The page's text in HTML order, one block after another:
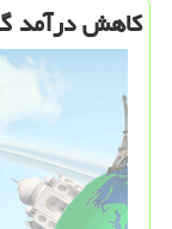
كاهش درآمد